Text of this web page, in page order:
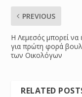
PREVIOUS
Η Λεμεσός μπορεί να
για πρώτη φορά
των Οικολόγων
RELATED